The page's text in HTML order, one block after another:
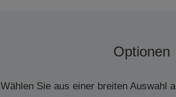
Optionen
Wählen Sie aus einer breiten Auswahl